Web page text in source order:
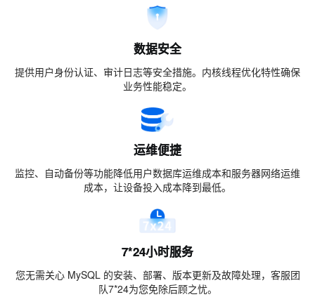
数据安全
提供用户身份认证、审计日志等安全措施。内核线程优化特性确保
业务性能稳定。
运维便捷
监控、自动备份等功能降低用户数据库运维成本和服务器网络运维
成本，让设备投入成本降到最低。
7*24小时服务
您无需关心 MySQL 的安装、部署、版本更新及故障处理，客服团
队7*24为您免除后顾之忧。